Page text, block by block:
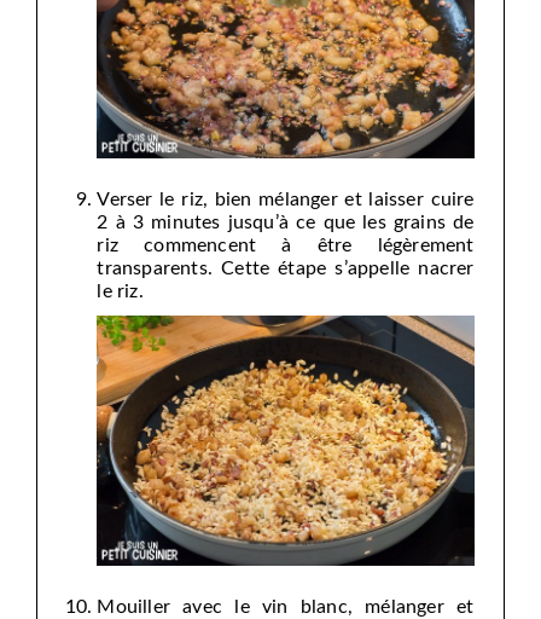
Verser le riz, bien mélanger et laisser cuire
2 à 3 minutes jusqu’à ce que les grains de
riz commencent à être légèrement
transparents. Cette étape s’appelle nacrer
le riz.
Mouiller avec le vin blanc, mélanger et